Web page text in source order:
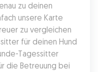
zu deinen
unsere Karte
zu vergleichen
für deinen Hund
Tagessitter
die Betreuung bei